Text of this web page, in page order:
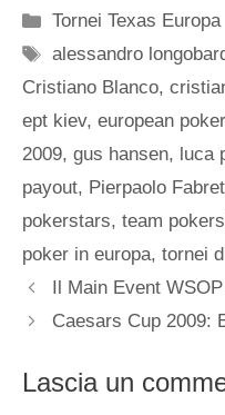
Categorie
Tornei Texas Europa
Tag
alessandro
Cristiano Blanco,
ept kiev, european
2009, gus hansen, luca
payout, Pierpaolo
pokerstars, team
poker in europa, tornei
Il Main Event
Caesars Cup 2009:
Lascia un